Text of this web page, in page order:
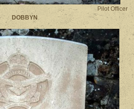
Officer
DOBBYN